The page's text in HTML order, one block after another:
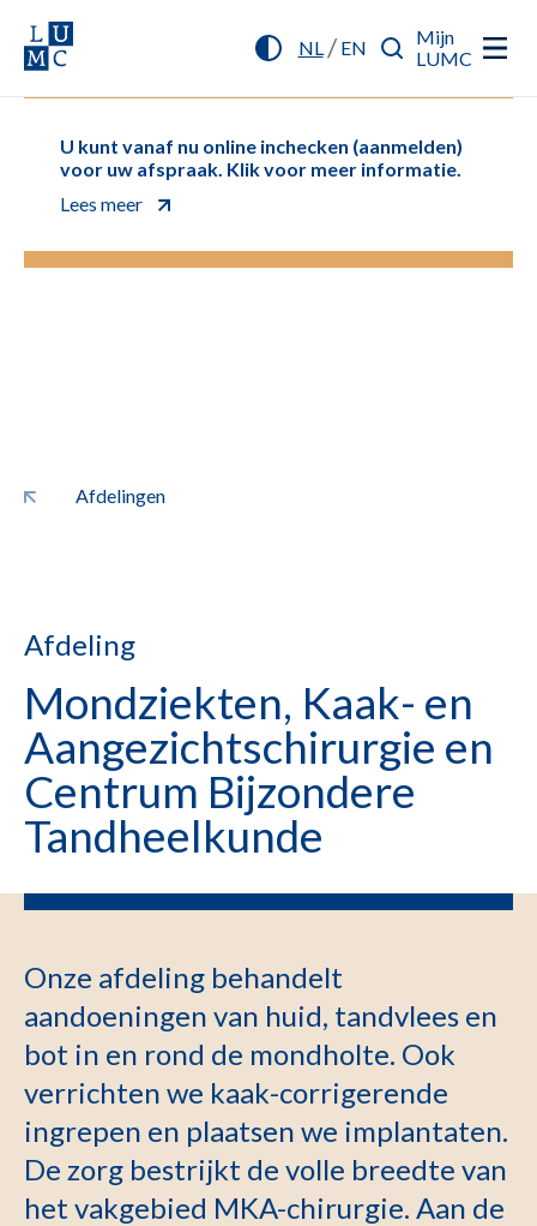
NL/ EN
Mijn
LUMC
U kunt vanaf nu online inchecken (aanmelden)
voor uw afspraak. Klik voor meer informatie.
Lees meer
Afdelingen
Afdeling
Mondziekten, Kaak- en
Aangezichtschirurgie en
Centrum Bijzondere
Tandheelkunde
Onze afdeling behandelt
aandoeningen van huid, tandvlees en
bot in en rond de mondholte. Ook
verrichten we kaak-corrigerende
ingrepen en plaatsen we implantaten.
De zorg bestrijkt de volle breedte van
het vakgebied MKA-chirurgie. Aan de